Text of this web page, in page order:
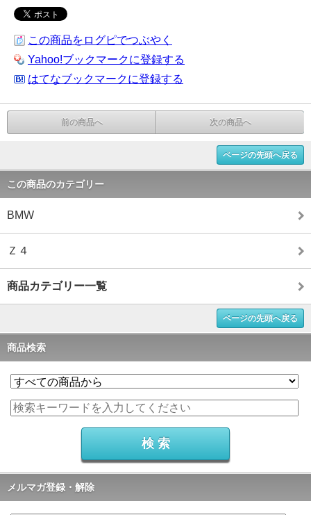
この商品をログピでつぶやく
Yahoo!ブックマークに登録する
はてなブックマークに登録する
前の商品へ 次の商品へ
ページの先頭へ戻る
この商品のカテゴリー
BMW
Ｚ４
商品カテゴリー一覧
ページの先頭へ戻る
商品検索
メルマガ登録・解除